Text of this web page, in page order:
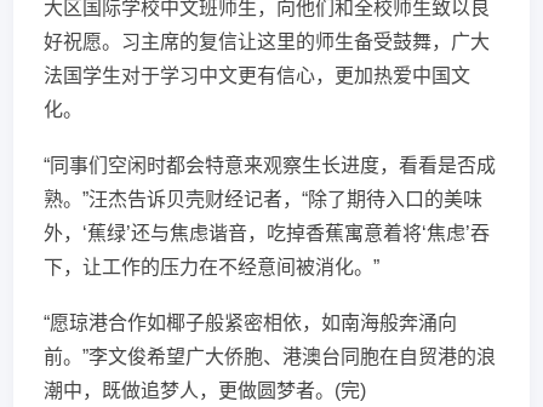
大区国际学校中文班师生，向他们和全校师生致以良
好祝愿。习主席的复信让这里的师生备受鼓舞，广大
法国学生对于学习中文更有信心，更加热爱中国文
化。
“同事们空闲时都会特意来观察生长进度，看看是否成
熟。”汪杰告诉贝壳财经记者，“除了期待入口的美味
外，‘蕉绿’还与焦虑谐音，吃掉香蕉寓意着将‘焦虑’吞
下，让工作的压力在不经意间被消化。”
“愿琼港合作如椰子般紧密相依，如南海般奔涌向
前。”李文俊希望广大侨胞、港澳台同胞在自贸港的浪
潮中，既做追梦人，更做圆梦者。(完)